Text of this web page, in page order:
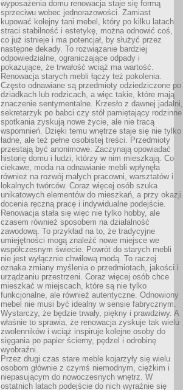
wyposażenia domu renowacja staje się formą
sprzeciwu wobec jednorazowości. Zamiast
kupować kolejny tani mebel, który po kilku latach
straci stabilność i estetykę, można odnowić coś,
co już istnieje i ma potencjał, by służyć przez
następne dekady. To rozwiązanie bardziej
odpowiedzialne, ograniczające odpady i
pokazujące, że trwałość wciąż ma wartość.
Renowacja starych mebli łączy też pokolenia.
Często odnawiane są przedmioty odziedziczone po
dziadkach lub rodzicach, a więc takie, które mają
znaczenie sentymentalne. Krzesło z dawnej jadalni,
sekretarzyk po babci czy stół pamiętający rodzinne
spotkania zyskują nowe życie, ale nie tracą
wspomnień. Dzięki temu wnętrze staje się nie tylko
ładne, ale też pełne osobistej treści. Przedmioty
przestają być anonimowe. Zaczynają opowiadać
historię domu i ludzi, którzy w nim mieszkają. Co
ciekawe, moda na odnawianie mebli wpłynęła
również na rozwój małych pracowni, warsztatów i
lokalnych twórców. Coraz więcej osób szuka
unikatowych elementów do mieszkań, a przy okazji
docenia ręczną pracę i indywidualne podejście.
Renowacja stała się więc nie tylko hobby, ale
czasem również sposobem na działalność
zawodową. To przykład na to, że tradycyjne
umiejętności mogą znaleźć nowe miejsce we
współczesnym świecie. Powrót do starych mebli
nie jest wyłącznie chwilową modą. To raczej
oznaka zmiany myślenia o przedmiotach, jakości i
urządzaniu przestrzeni. Coraz więcej osób chce
mieszkać w miejscach, które są nie tylko
funkcjonalne, ale również autentyczne. Odnowiony
mebel nie musi być idealny w sensie fabrycznym.
Wystarczy, że będzie trwały, piękny i prawdziwy. A
właśnie to sprawia, że renowacja zyskuje tak wielu
zwolenników i wciąż inspiruje kolejne osoby do
sięgania po papier ścierny, pędzel i odrobinę
wyobraźni.
Przez długi czas stare meble kojarzyły się wielu
osobom głównie z czymś niemodnym, ciężkim i
niepasującym do nowoczesnych wnętrz. W
ostatnich latach podejście do nich wyraźnie się